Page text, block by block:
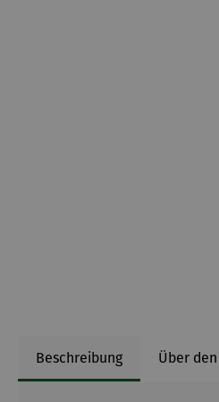
Beschreibung Über